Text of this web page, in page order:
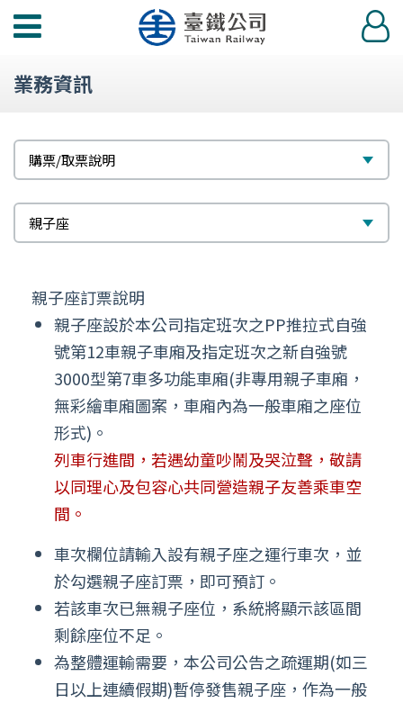
功
選
登
入
業務資訊
題
購票/取票說明
標
親子座
親子座訂票說明
親子座設於本公司指定班次之PP推拉式自強
號第12車親子車廂及指定班次之新自強號
3000型第7車多功能車廂(非專用親子車廂，
無彩繪車廂圖案，車廂內為一般車廂之座位
形式)。
列車行進間，若遇幼童吵鬧及哭泣聲，敬請
以同理心及包容心共同營造親子友善乘車空
間。
車次欄位請輸入設有親子座之運行車次，並
於勾選親子座訂票，即可預訂。
若該車次已無親子座位，系統將顯示該區間
剩餘座位不足。
為整體運輸需要，本公司公告之疏運期(如三
日以上連續假期)暫停發售親子座，作為一般